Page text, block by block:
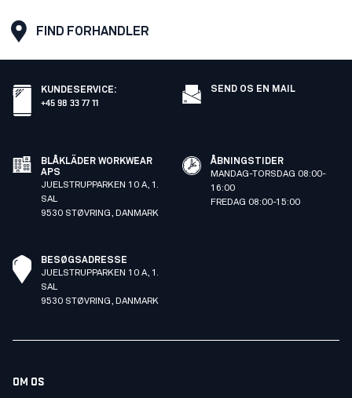
FIND FORHANDLER
KUNDESERVICE:
+45 98 33 77 11
SEND OS EN MAIL
BLÅKLÄDER WORKWEAR
APS
JUELSTRUPPARKEN 10 A, 1.
SAL
9530 STØVRING, DANMARK
ÅBNINGSTIDER
MANDAG-TORSDAG 08:00-
16:00
FREDAG 08:00-15:00
BESØGSADRESSE
JUELSTRUPPARKEN 10 A, 1.
SAL
9530 STØVRING, DANMARK
OM OS